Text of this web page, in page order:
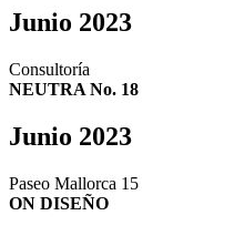
Junio 2023
Consultoría
NEUTRA No. 18
Junio 2023
Paseo Mallorca 15
ON DISEÑO